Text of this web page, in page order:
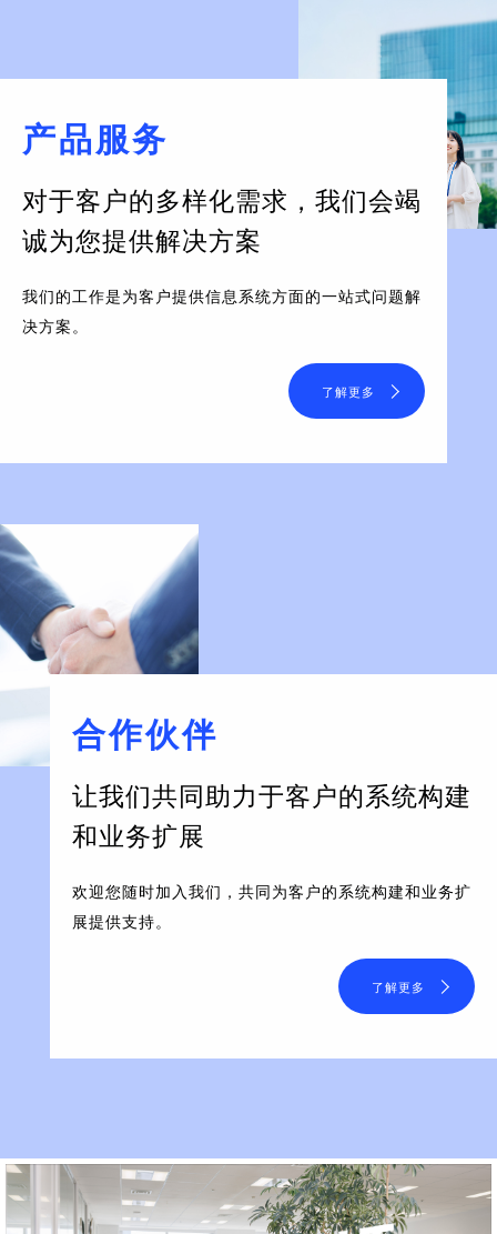
产品服务
对于客户的多样化需求， 我们会竭
诚为您提供解决方案
我们的工作是为客户提供信息系统方面的一站式问题解
决方案。
了解更多
合作伙伴
让我们共同助力于客户的系统构建
和业务扩展
欢迎您随时加入我们，共同为客户的系统构建和业务扩
展提供支持。
了解更多